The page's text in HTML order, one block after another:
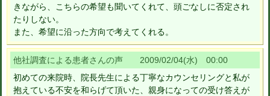
きながら、こちらの希望も聞いてくれて、頭ごなしに否定され
たりしない。
また、希望に沿った方向で考えてくれる。
他社調査による患者さんの声 2009/02/04(水) 00:00
初めての来院時、院長先生による丁寧なカウンセリングと私が
抱えている不安を和らげて頂いた、親身になっての受け答えが